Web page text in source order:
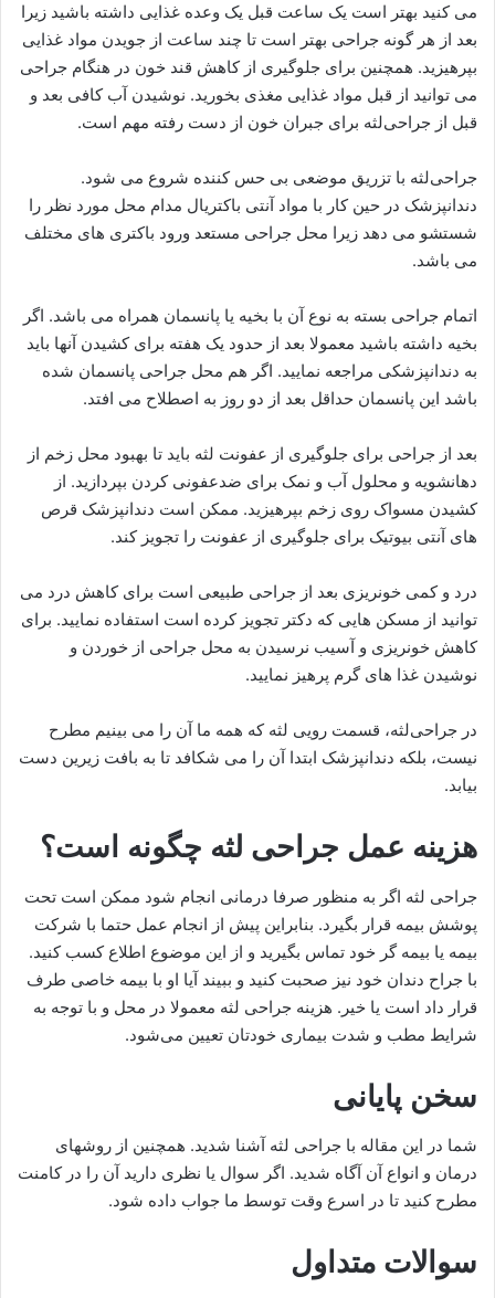
می کنید بهتر است یک ساعت قبل یک وعده غذایی داشته باشید زیرا
بعد از هر گونه جراحی بهتر است تا چند ساعت از جویدن مواد غذایی
بپرهیزید. همچنین برای جلوگیری از کاهش قند خون در هنگام جراحی
می توانید از قبل مواد غذایی مغذی بخورید. نوشیدن آب کافی بعد و
قبل از جراحی‌لثه برای جبران خون از دست رفته مهم است.
جراحی‌لثه با تزریق موضعی بی حس کننده شروع می شود.
دندانپزشک در حین کار با مواد آنتی باکتریال مدام محل مورد نظر را
شستشو می دهد زیرا محل جراحی مستعد ورود باکتری های مختلف
می باشد.
اتمام جراحی بسته به نوع آن با بخیه یا پانسمان همراه می باشد. اگر
بخیه داشته باشید معمولا بعد از حدود یک هفته برای کشیدن آنها باید
به دندانپزشکی مراجعه نمایید. اگر هم محل جراحی پانسمان شده
باشد این پانسمان حداقل بعد از دو روز به اصطلاح می افتد.
بعد از جراحی برای جلوگیری از عفونت لثه باید تا بهبود محل زخم از
دهانشویه و محلول آب و نمک برای ضدعفونی کردن بپردازید. از
کشیدن مسواک روی زخم بپرهیزید. ممکن است دندانپزشک قرص
های آنتی بیوتیک برای جلوگیری از عفونت را تجویز کند.
درد و کمی خونریزی بعد از جراحی طبیعی است برای کاهش درد می
توانید از مسکن هایی که دکتر تجویز کرده است استفاده نمایید. برای
کاهش خونریزی و آسیب نرسیدن به محل جراحی از خوردن و
نوشیدن غذا های گرم پرهیز نمایید.
در جراحی‌لثه، قسمت رویی لثه که همه ما آن را می بینیم مطرح
نیست، بلکه دندانپزشک ابتدا آن را می شکافد تا به بافت زیرین دست
بیابد.
هزینه عمل جراحی لثه چگونه است؟
جراحی لثه اگر به منظور صرفا درمانی انجام شود ممکن است تحت
پوشش بیمه قرار بگیرد. بنابراین پیش از انجام عمل حتما با شرکت
بیمه یا بیمه گر خود تماس بگیرید و از این موضوع اطلاع کسب کنید.
با جراح دندان خود نیز صحبت کنید و ببیند آیا او با بیمه خاصی طرف
قرار داد است یا خیر. هزینه جراحی لثه معمولا در محل و با توجه به
شرایط مطب و شدت بیماری خودتان تعیین می‌شود.
سخن پایانی
شما در این مقاله با جراحی لثه آشنا شدید. همچنین از روشهای
درمان و انواع آن آگاه شدید. اگر سوال یا نظری دارید آن را در کامنت
مطرح کنید تا در اسرع وقت توسط ما جواب داده شود.
سوالات متداول